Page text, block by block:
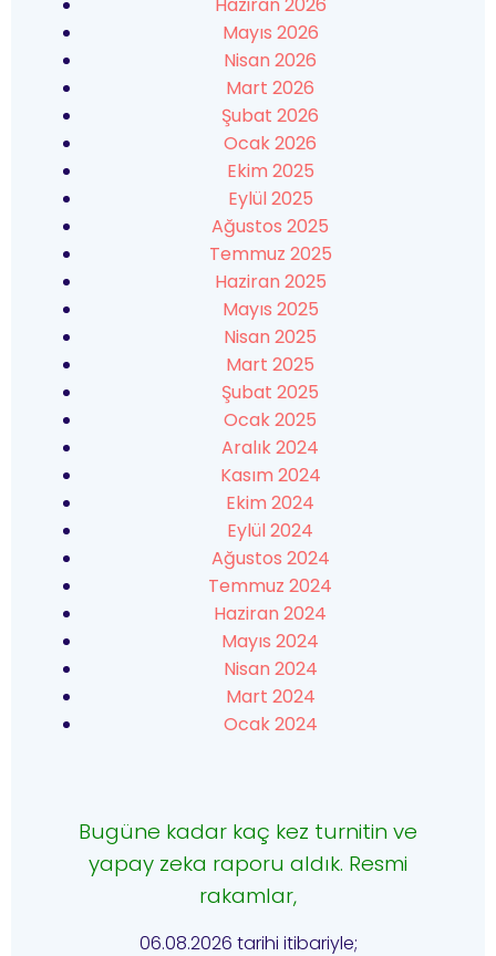
Mayıs 2026
Nisan 2026
Mart 2026
Şubat 2026
Ocak 2026
Ekim 2025
Eylül 2025
Ağustos 2025
Temmuz 2025
Haziran 2025
Mayıs 2025
Nisan 2025
Mart 2025
Şubat 2025
Ocak 2025
Aralık 2024
Kasım 2024
Ekim 2024
Eylül 2024
Ağustos 2024
Temmuz 2024
Haziran 2024
Mayıs 2024
Nisan 2024
Mart 2024
Ocak 2024
Bugüne kadar kaç kez turnitin ve
yapay zeka raporu aldık. Resmi
rakamlar,
06.08.2026 tarihi itibariyle;